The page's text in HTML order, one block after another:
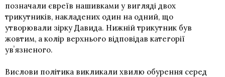
позначали євреїв нашивками у вигляді двох
трикутників, накладених один на одний, що
утворювали зірку Давида. Нижній трикутник був
жовтим, а колір верхнього відповідав категорії
увʼязненого.
Вислови політика викликали хвилю обурення серед